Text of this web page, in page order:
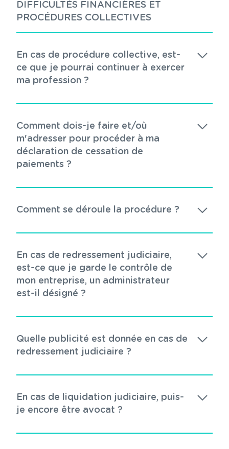
DIFFICULTÉS FINANCIÈRES ET
PROCÉDURES COLLECTIVES
En cas de procédure collective, est-
ce que je pourrai continuer à exercer
ma profession ?
Comment dois-je faire et/où
m'adresser pour procéder à ma
déclaration de cessation de
paiements ?
Comment se déroule la procédure ?
En cas de redressement judiciaire,
est-ce que je garde le contrôle de
mon entreprise, un administrateur
est-il désigné ?
Quelle publicité est donnée en cas de
redressement judiciaire ?
En cas de liquidation judiciaire, puis-
je encore être avocat ?